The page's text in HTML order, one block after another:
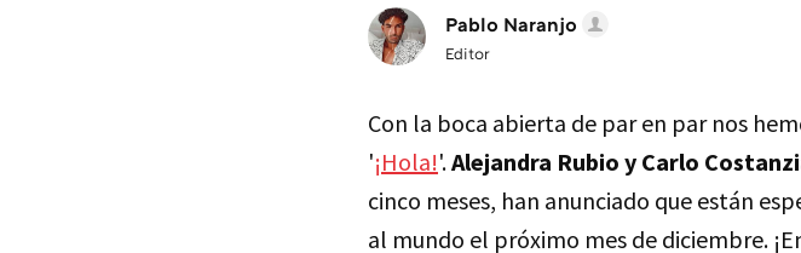
Pablo Naranjo
Editor
Con la boca abierta de par en par nos
'¡Hola!'.Alejandra Rubio y Carlo
cinco meses, han anunciado que están
al mundo el próximo mes de diciembre.